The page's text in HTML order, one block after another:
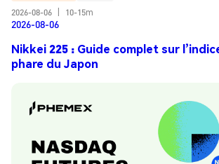
2026-08-06
10-15m
2026-08-06
Nikkei 225 : Guide complet sur
phare du Japon